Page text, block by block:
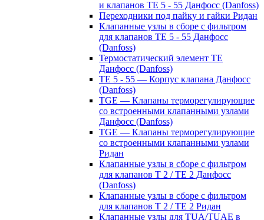
и клапанов TE 5 - 55 Данфосс (Danfoss)
Переходники под пайку и гайки Ридан
Клапанные узлы в сборе с фильтром
для клапанов TE 5 - 55 Данфосс
(Danfoss)
Термостатический элемент TE
Данфосс (Danfoss)
TE 5 - 55 — Корпус клапана Данфосс
(Danfoss)
TGE — Клапаны терморегулирующие
со встроенными клапанными узлами
Данфосс (Danfoss)
TGE — Клапаны терморегулирующие
со встроенными клапанными узлами
Ридан
Клапанные узлы в сборе с фильтром
для клапанов T 2 / TE 2 Данфосс
(Danfoss)
Клапанные узлы в сборе с фильтром
для клапанов T 2 / TE 2 Ридан
Клапанные узлы для TUA/TUAE в